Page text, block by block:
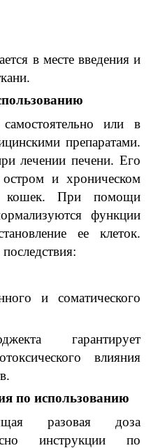
в месте введения и
.
самостоятельно или в
препаратами.
лечениипечени. Его
и хроническом
кошек.При помощи
функции
ее клеток.
последствия:
и соматического
гарантирует
влияния
.
по использованию
разовая доза
инструкции по